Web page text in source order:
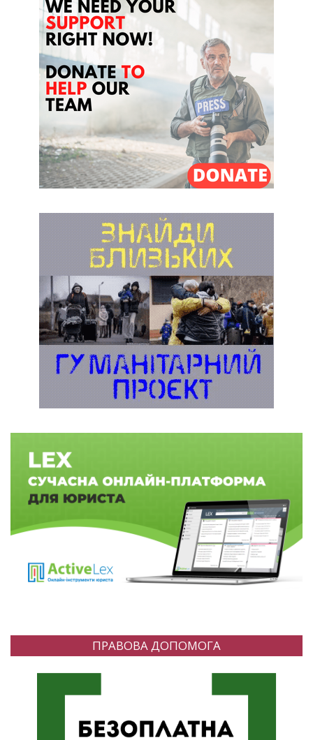
ПРАВОВА ДОПОМОГА